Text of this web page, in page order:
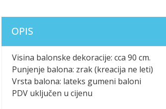
OPIS
Visina balonske dekoracije: cca 90 cm.
Punjenje balona: zrak (kreacija ne leti)
Vrsta balona: lateks gumeni baloni
PDV uključen u cijenu